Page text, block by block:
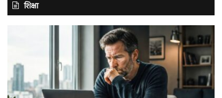
शिक्षा